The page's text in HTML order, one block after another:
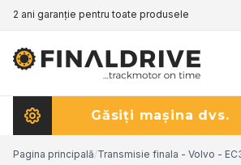
2 ani garanție pentru toate produsele
Găsiți mașina dvs.
Pagina principală/Transmisie finala - Volvo -